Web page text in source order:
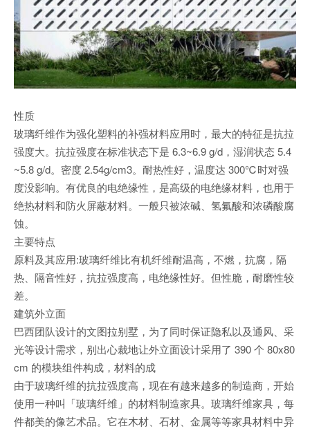
性质
玻璃纤维作为强化塑料的补强材料应用时，最大的特征是抗拉
强度大。抗拉强度在标准状态下是 6.3~6.9 g/d，湿润状态 5.4
~5.8 g/d。密度 2.54g/cm3。耐热性好，温度达 300℃时对强
度没影响。有优良的电绝缘性，是高级的电绝缘材料，也用于
绝热材料和防火屏蔽材料。一般只被浓碱、氢氟酸和浓磷酸腐
蚀。
主要特点
原料及其应用:玻璃纤维比有机纤维耐温高，不燃，抗腐，隔
热、隔音性好，抗拉强度高，电绝缘性好。但性脆，耐磨性较
差。
建筑外立面
巴西团队设计的文图拉别墅，为了同时保证隐私以及通风、采
光等设计需求，别出心裁地让外立面设计采用了 390 个 80x80
cm 的模块组件构成，材料的成
由于玻璃纤维的抗拉强度高，现在有越来越多的制造商，开始
使用一种叫「玻璃纤维」的材料制造家具。玻璃纤维家具，每
件都美的像艺术品。它在木材、石材、金属等等家具材料中异